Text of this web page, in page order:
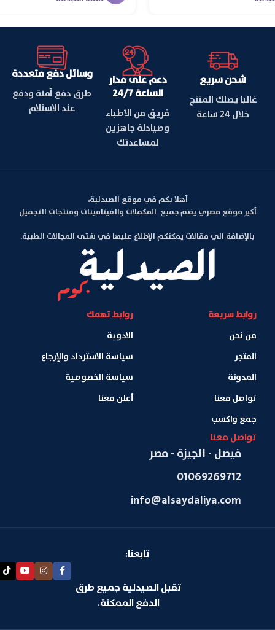
شحن سريع
غالبا يصلك المنتج
خلال 24 ساعة
دعم على مدار
الساعة 24/7
فريق من الأطباء
وصيادلة جاهزين
لمساعدتك
وسائل دفع متعددة
طرق دفع آمنة ودفع
عند الاستلام
أهلا بكم في موقع الصيدلية،
أكبر موقع مصري يضم جميع المكملات والفيتامينات ومنتجات التجميل
بالإضافة الي مقالات يمكنكم الإطلاع عليها في شتى المجالات الطبية.
روابط سريعة
من نحن
المتجر
المدونة
تواصل معنا
جمع واكسب
روابط تهمك
الادوية
سياسة الاسترداد والإرجاع
سياسة الخصوصية
أعلن معنا
تواصل معنا
فيصل - الجيزة - مصر
01069269712
info@alsaydaliya.com
تابعنا:
تقبل الصيدلية جميع طرق
الدفع الممكنة.